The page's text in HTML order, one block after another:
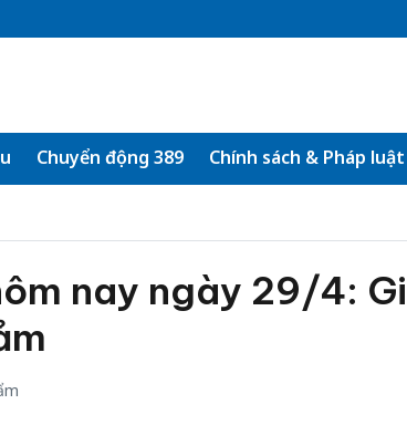
Chuyển động 389 Chính sách & Pháp luật
nay ngày 29/4: